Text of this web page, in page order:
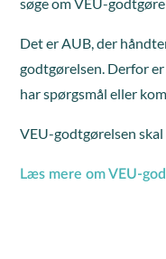
Det er AUB, der
godtgørelsen. Derfor
har spørgsmål eller
VEU-godtgørelsen
Læs mere om VEU-